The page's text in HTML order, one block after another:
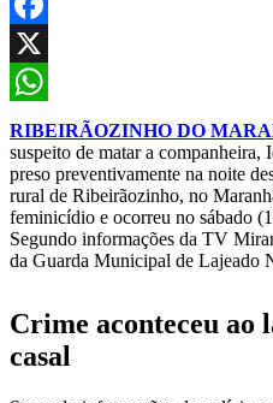
Facebook
X
WhatsApp
RIBEIRÃOZINHO DO
suspeito de matar a
preso preventivamente na noite
rural de Ribeirãozinho, no
feminicídio e ocorreu no sábado
Segundo informações da TV
da Guarda Municipal de Lajeado
Crime aconteceu ao
casal